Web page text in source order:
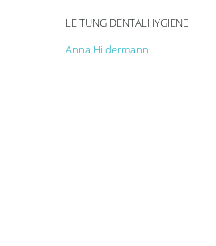
LEITUNG DENTALHYGIENE
Anna Hildermann